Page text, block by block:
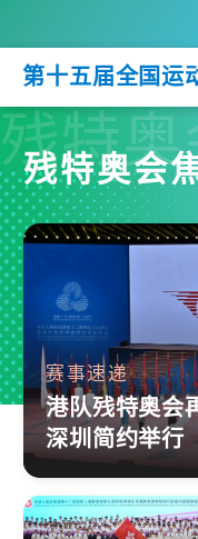
第十五届全国运
残特
残特奥会
赛事速递
港队残特奥
深圳简约举行